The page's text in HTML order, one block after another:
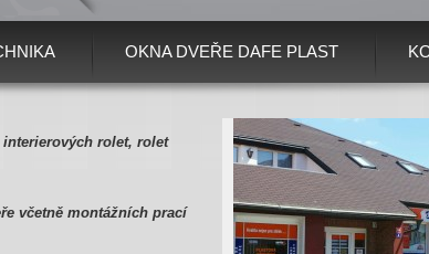
OKNA DVEŘE DAFE PLAST
rolet, rolet
včetně montážních prací